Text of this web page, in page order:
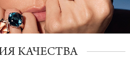
КАЧЕСТВА